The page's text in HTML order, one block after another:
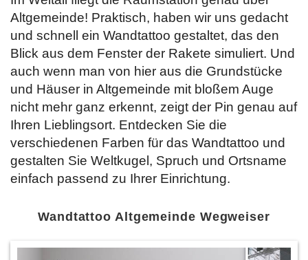
Altgemeinde! Praktisch, haben wir uns gedacht
und schnell ein Wandtattoo gestaltet, das den
Blick aus dem Fenster der Rakete simuliert. Und
auch wenn man von hier aus die Grundstücke
und Häuser in Altgemeinde mit bloßem Auge
nicht mehr ganz erkennt, zeigt der Pin genau auf
Ihren Lieblingsort. Entdecken Sie die
verschiedenen Farben für das Wandtattoo und
gestalten Sie Weltkugel, Spruch und Ortsname
einfach passend zu Ihrer Einrichtung.
Wandtattoo Altgemeinde Wegweiser